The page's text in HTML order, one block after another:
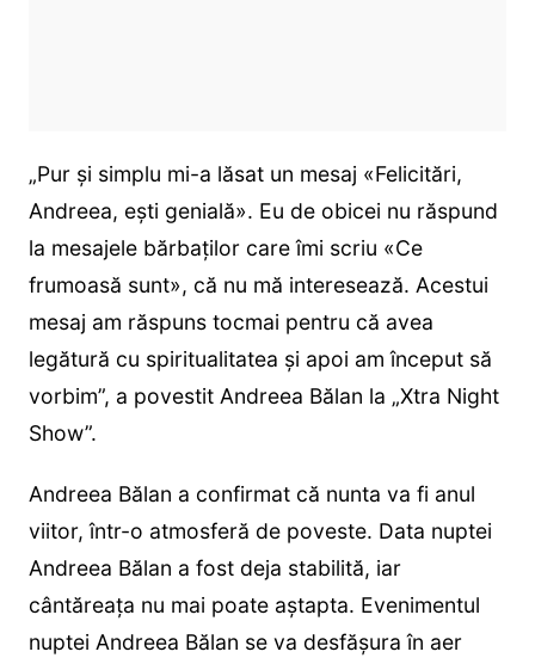
„Pur și simplu mi-a lăsat un mesaj «Felicitări,
Andreea, ești genială». Eu de obicei nu răspund
la mesajele bărbaților care îmi scriu «Ce
frumoasă sunt», că nu mă interesează. Acestui
mesaj am răspuns tocmai pentru că avea
legătură cu spiritualitatea și apoi am început să
vorbim”, a povestit Andreea Bălan la „Xtra Night
Show”.
Andreea Bălan a confirmat că nunta va fi anul
viitor, într-o atmosferă de poveste. Data nuptei
Andreea Bălan a fost deja stabilită, iar
cântăreața nu mai poate aștapta. Evenimentul
nuptei Andreea Bălan se va desfășura în aer